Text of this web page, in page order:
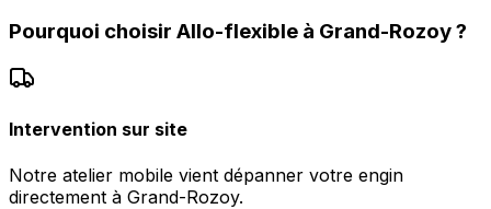
Pourquoi choisir Allo-flexible à Grand-Rozoy?
Intervention sur site
Notre atelier mobile vient dépanner votre engin
directement à Grand-Rozoy.